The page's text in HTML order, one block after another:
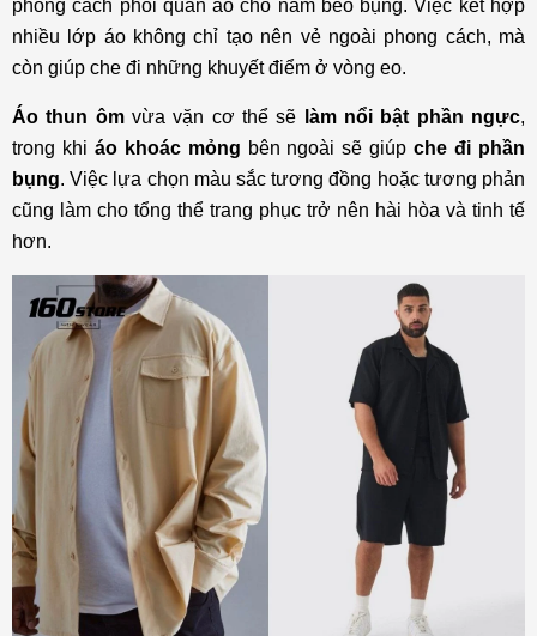
phong cách phối quần áo cho nam béo bụng. Việc kết hợp
nhiều lớp áo không chỉ tạo nên vẻ ngoài phong cách, mà
còn giúp che đi những khuyết điểm ở vòng eo.
Áo thun ômvừa vặn cơ thể sẽ làm nổi bật phần ngực,
trong khi áo khoác mỏng bên ngoài sẽ giúpche đi phần
bụng. Việc lựa chọn màu sắc tương đồng hoặc tương phản
cũng làm cho tổng thể trang phục trở nên hài hòa và tinh tế
hơn.